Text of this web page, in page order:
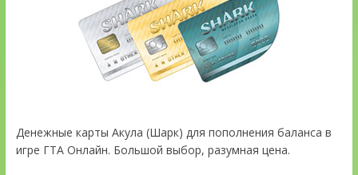
Денежные карты Акула (Шарк) для пополнения баланса в
игре ГТА Онлайн. Большой выбор, разумная цена.